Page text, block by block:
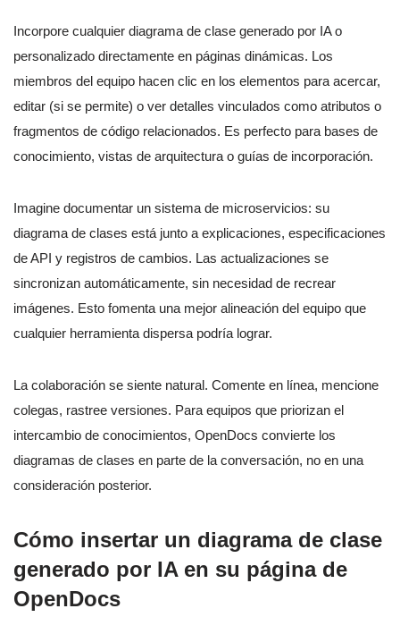
Incorpore cualquier diagrama de clase generado por IA o
personalizado directamente en páginas dinámicas. Los
miembros del equipo hacen clic en los elementos para acercar,
editar (si se permite) o ver detalles vinculados como atributos o
fragmentos de código relacionados. Es perfecto para bases de
conocimiento, vistas de arquitectura o guías de incorporación.
Imagine documentar un sistema de microservicios: su
diagrama de clases está junto a explicaciones, especificaciones
de API y registros de cambios. Las actualizaciones se
sincronizan automáticamente, sin necesidad de recrear
imágenes. Esto fomenta una mejor alineación del equipo que
cualquier herramienta dispersa podría lograr.
La colaboración se siente natural. Comente en línea, mencione
colegas, rastree versiones. Para equipos que priorizan el
intercambio de conocimientos, OpenDocs convierte los
diagramas de clases en parte de la conversación, no en una
consideración posterior.
Cómo insertar un diagrama de clase
generado por IA en su página de
OpenDocs